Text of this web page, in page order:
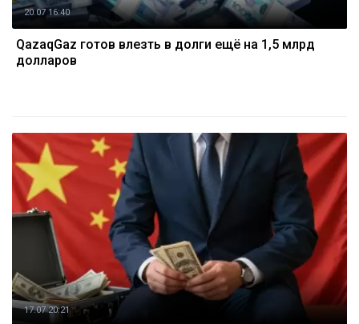
20.07 16:40
QazaqGaz готов влезть в долги ещё на 1,5 млрд
долларов
17.07 20:21